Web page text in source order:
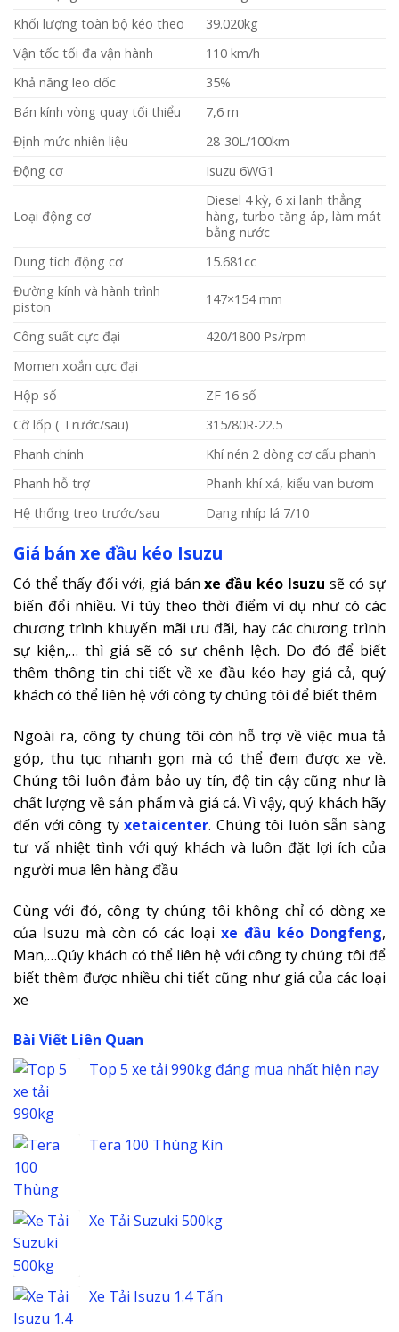
Khối lượng toàn bộ kéo theo
39.020kg
Vận tốc tối đa vận hành
110 km/h
Khả năng leo dốc
35%
Bán kính vòng quay tối thiểu
7,6 m
Định mức nhiên liệu
28-30L/100km
Động cơ
Isuzu 6WG1
Loại động cơ
Diesel 4 kỳ, 6 xi lanh thẳng
hàng, turbo tăng áp, làm mát
bằng nước
Dung tích động cơ
15.681cc
Đường kính và hành trình
piston
147×154 mm
Công suất cực đại
420/1800 Ps/rpm
Momen xoắn cực đại
Hộp số
ZF 16 số
Cỡ lốp ( Trước/sau)
315/80R-22.5
Phanh chính
Khí nén 2 dòng cơ cấu phanh
Phanh hỗ trợ
Phanh khí xả, kiểu van bươm
Hệ thống treo trước/sau
Dạng nhíp lá 7/10
Giá bán xe đầu kéo Isuzu
Có thể thấy đối với, giá bánxe đầu kéo Isuzu sẽ có sự
biến đổi nhiều. Vì tùy theo thời điểm ví dụ như có các
chương trình khuyến mãi ưu đãi, hay các chương trình
sự kiện,… thì giá sẽ có sự chênh lệch. Do đó để biết
thêm thông tin chi tiết về xe đầu kéo hay giá cả, quý
khách có thể liên hệ với công ty chúng tôi để biết thêm
Ngoài ra, công ty chúng tôi còn hỗ trợ về việc mua tả
góp, thu tục nhanh gọn mà có thể đem được xe về.
Chúng tôi luôn đảm bảo uy tín, độ tin cậy cũng như là
chất lượng về sản phẩm và giá cả. Vì vậy, quý khách hãy
đến với công tyxetaicenter. Chúng tôi luôn sẵn sàng
tư vấ nhiệt tình với quý khách và luôn đặt lợi ích của
người mua lên hàng đầu
Cùng với đó, công ty chúng tôi không chỉ có dòng xe
của Isuzu mà còn có các loại xe đầu kéo Dongfeng,
Man,…Qúy khách có thể liên hệ với công ty chúng tôi để
biết thêm được nhiều chi tiết cũng như giá của các loại
xe
Bài Viết Liên Quan
Top 5 xe tải 990kg đáng mua nhất hiện nay
Tera 100 Thùng Kín
Xe Tải Suzuki 500kg
Xe Tải Isuzu 1.4 Tấn